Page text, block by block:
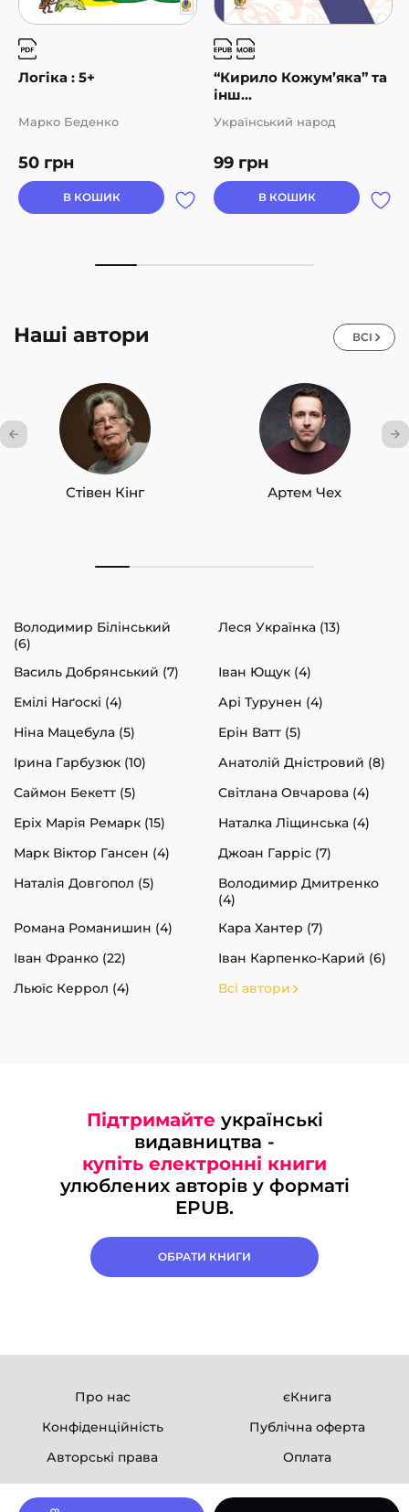
Логіка : 5+
50 грн
Марко Беденко
В КОШИК
“Кирило Кожум’яка” та
інш...
99 грн
Український народ
В КОШИК
Наші автори ВСІ
Стівен Кінг Артем Чех
Володимир Білінський
(6)
Леся Українка (13)
Василь Добрянський (7)
Іван Ющук (4)
Емілі Наґоскі (4)
Арі Турунен (4)
Ніна Мацебула (5)
Ерін Ватт (5)
Ірина Гарбузюк (10)
Анатолій Дністровий (8)
Саймон Бекетт (5)
Світлана Овчарова (4)
Еріх Марія Ремарк (15)
Наталка Ліщинська (4)
Марк Віктор Гансен (4)
Джоан Гарріс (7)
Наталія Довгопол (5)
Володимир Дмитренко
(4)
Романа Романишин (4)
Кара Хантер (7)
Іван Франко (22)
Іван Карпенко-Карий (6)
Льюїс Керрол (4)
Всі автори
Підтримайте українські
видавництва -
купіть електронні книги
улюблених авторів у форматі
EPUB.
ОБРАТИ КНИГИ
Про нас
єКнига
Конфіденційність
Публічна оферта
Авторські права
Оплата